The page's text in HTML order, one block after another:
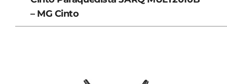
– MG Cinto